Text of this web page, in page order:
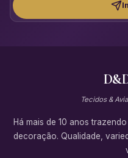
Tecidos &
Há mais de 10 anos
decoração. Qualidade,